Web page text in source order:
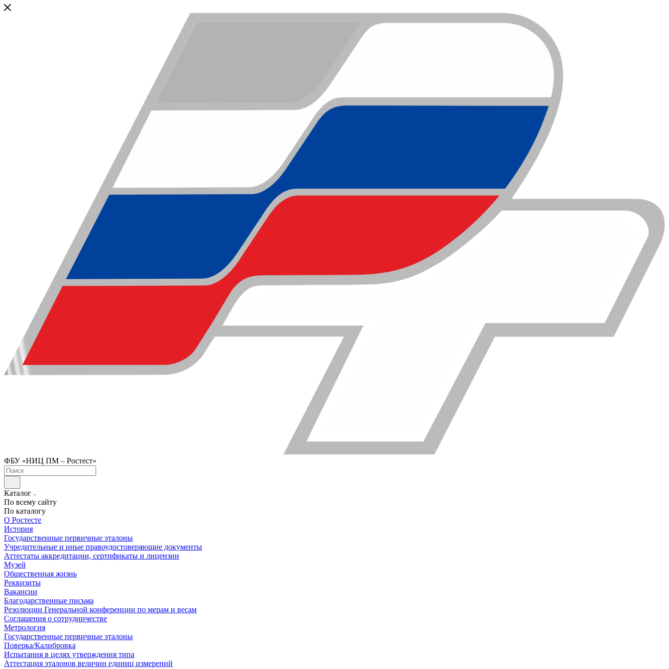
ФБУ «НИЦ ПМ – Ростест»
Каталог
По всему сайту
По каталогу
О Ростесте
История
Государственные первичные эталоны
Учредительные и иные правоудостоверяющие документы
Аттестаты аккредитации, сертификаты и лицензии
Музей
Общественная жизнь
Реквизиты
Вакансии
Благодарственные письма
Резолюции Генеральной конференции по мерам и весам
Соглашения о сотрудничестве
Метрология
Государственные первичные эталоны
Поверка/Калибровка
Испытания в целях утверждения типа
Аттестация эталонов величин единиц измерений